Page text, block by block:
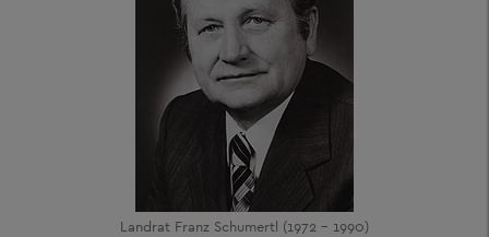
Landrat Franz Schumertl (1972 - 1990)